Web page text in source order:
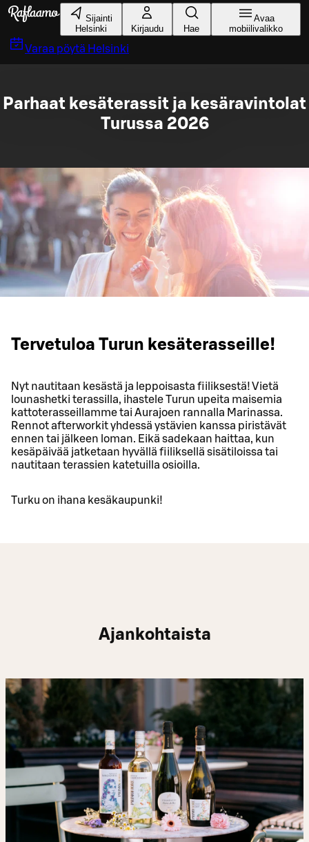
Siirry pääsisältöön
Sijainti
Helsinki
Kirjaudu Hae
Avaa
mobiilivalikko
Varaa pöytä Helsinki
Parhaat kesäterassit ja kesäravintolat
Turussa 2026
Tervetuloa Turun kesäterasseille!
Nyt nautitaan kesästä ja leppoisasta fiiliksestä! Vietä
lounashetki terassilla, ihastele Turun upeita maisemia
kattoterasseillamme tai Aurajoen rannalla Marinassa.
Rennot afterworkit yhdessä ystävien kanssa piristävät
ennen tai jälkeen loman. Eikä sadekaan haittaa, kun
kesäpäivää jatketaan hyvällä fiiliksellä sisätiloissa tai
nautitaan terassien katetuilla osioilla.
Turku on ihana kesäkaupunki!
Ajankohtaista